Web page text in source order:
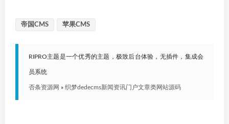
帝国CMS 苹果CMS
RIPRO主题是一个优秀的主题，极致后台体验，无插件，集成会
员系统
否条资源网 » 织梦dedecms新闻资讯门户文章类网站源码